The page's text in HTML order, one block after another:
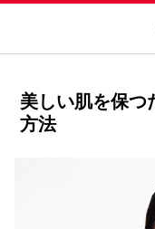
美しい肌を保つ
方法